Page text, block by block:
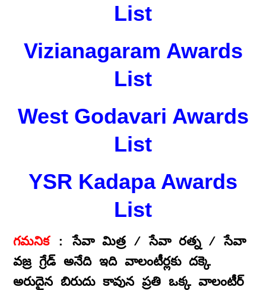
List
Vizianagaram Awards
List
West Godavari Awards
List
YSR Kadapa Awards
List
గమనిక: సేవా మిత్ర / సేవా రత్న / సేవా
వజ్ర గ్రేడ్‌ అనేది ఇది వాలంటీర్లకు దక్కె
అరుదైన బిరుదు కావున ప్రతి ఒక్క వాలంటీర్